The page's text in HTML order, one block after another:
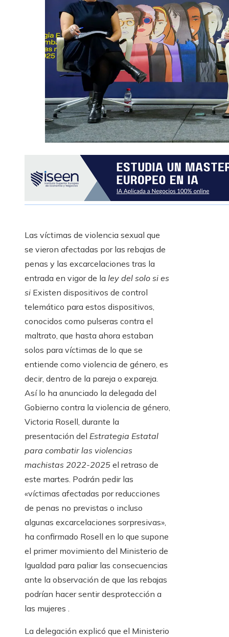
Las víctimas de violencia sexual que
se vieron afectadas por las rebajas de
penas y las excarcelaciones tras la
entrada en vigor de la ley del solo si es
si Existen dispositivos de control
telemático para estos dispositivos,
conocidos como pulseras contra el
maltrato, que hasta ahora estaban
solos para víctimas de lo que se
entiende como violencia de género, es
decir, dentro de la pareja o expareja.
Así lo ha anunciado la delegada del
Gobierno contra la violencia de género,
Victoria Rosell, durante la
presentación del Estrategia Estatal
para combatir las violencias
machistas 2022-2025 el retraso de
este martes. Podrán pedir las
«víctimas afectadas por reducciones
de penas no previstas o incluso
algunas excarcelaciones sorpresivas»,
ha confirmado Rosell en lo que supone
el primer movimiento del Ministerio de
Igualdad para paliar las consecuencias
ante la observación de que las rebajas
podrían hacer sentir desprotección a
las mujeres .
La delegación explicó que el Ministerio